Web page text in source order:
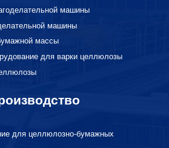
машины
машины
массы
для варки целлюлозы
для целлюлозно-бумажных